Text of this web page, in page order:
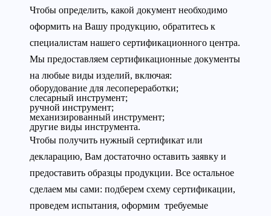
Чтобы определить, какой документ необходимо
оформить на Вашу продукцию, обратитесь к
специалистам нашего сертификационного центра.
Мы предоставляем сертификационные документы
на любые виды изделий, включая:
оборудование для лесопереработки;
слесарный инструмент;
ручной инструмент;
механизированный инструмент;
другие виды инструмента.
Чтобы получить нужный сертификат или
декларацию, Вам достаточно оставить заявку и
предоставить образцы продукции. Все остальное
сделаем мы сами: подберем схему сертификации,
проведем испытания, оформим требуемые